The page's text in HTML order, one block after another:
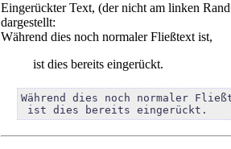
Eingerückter Text, (der nicht am linken
dargestellt:
Während dies noch normaler Fließtext ist,
ist dies bereits eingerückt.
Während dies noch normaler
ist dies bereits eingerückt.